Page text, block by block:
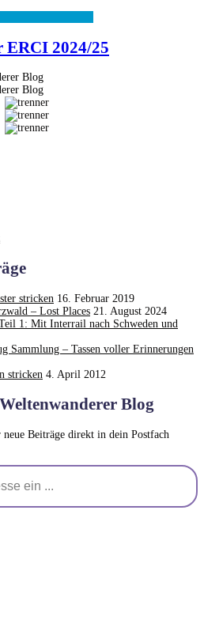
ERCI 2024/25
stricken 16. Februar 2019
– Lost Places 21. August 2024
1: Mit Interrail nach Schweden und
Sammlung – Tassen voller Erinnerungen
stricken 4. April 2012
Blog
Beiträge direkt in dein Postfach